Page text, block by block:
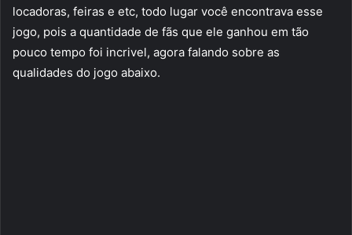
locadoras, feiras e etc, todo lugar você encontrava esse
jogo, pois a quantidade de fãs que ele ganhou em tão
pouco tempo foi incrivel, agora falando sobre as
qualidades do jogo abaixo.